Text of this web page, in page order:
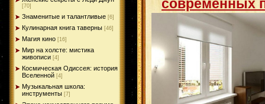
[70]
Знаменитые и талантливые [6]
Кулинарная книга таверны [46]
Магия кино [16]
Мир на холсте: мистика
живописи [4]
Космическая Одиссея: история
Вселенной [4]
Музыкальная школа:
инструменты [7]
современных